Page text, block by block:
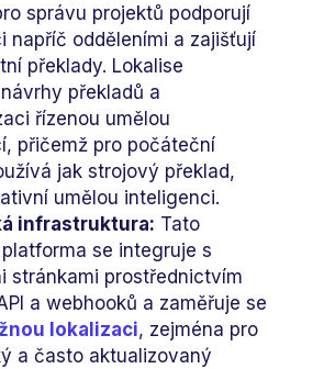
správu projektů podporují
napříč odděleními a zajišťují
překlady. Lokalise
překladů a
řízenou umělou
přičemž pro počáteční
jak strojový překlad,
umělou inteligenci.
infrastruktura: Tato
se integruje s
stránkami prostřednictvím
a webhooků a zaměřuje se
lokalizaci, zejména pro
a často aktualizovaný